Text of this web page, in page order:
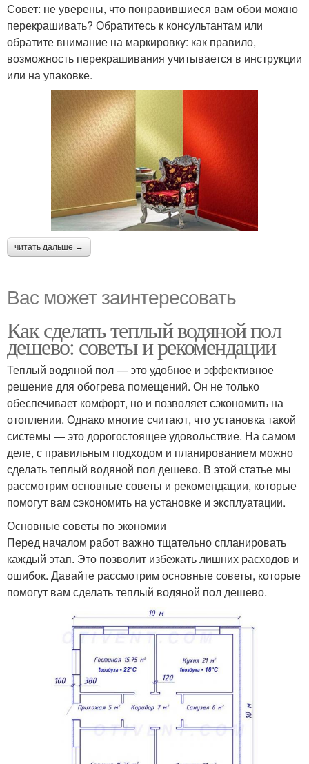
Совет: не уверены, что понравившиеся вам обои можно
перекрашивать? Обратитесь к консультантам или
обратите внимание на маркировку: как правило,
возможность перекрашивания учитывается в инструкции
или на упаковке.
читать дальше →
Вас может заинтересовать
Как сделать теплый водяной пол
дешево: советы и рекомендации
Теплый водяной пол — это удобное и эффективное
решение для обогрева помещений. Он не только
обеспечивает комфорт, но и позволяет сэкономить на
отоплении. Однако многие считают, что установка такой
системы — это дорогостоящее удовольствие. На самом
деле, с правильным подходом и планированием можно
сделать теплый водяной пол дешево. В этой статье мы
рассмотрим основные советы и рекомендации, которые
помогут вам сэкономить на установке и эксплуатации.
Основные советы по экономии
Перед началом работ важно тщательно спланировать
каждый этап. Это позволит избежать лишних расходов и
ошибок. Давайте рассмотрим основные советы, которые
помогут вам сделать теплый водяной пол дешево.